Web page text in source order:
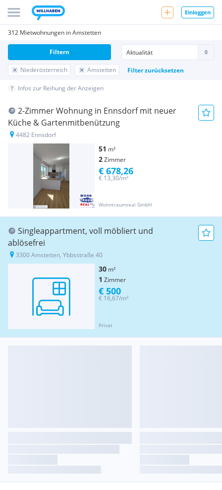
Einloggen
312 Mietwohnungen in Amstetten
Niederösterreich Amstetten Filter zurücksetzen
Filtern
Infos zur Reihung der Anzeigen
2-Zimmer Wohnung in Ennsdorf mit neuer
Küche & Gartenmitbenützung
4482 Ennsdorf
51 m²
2Zimmer
Wohntraumreal GmbH
€ 13,30/m²
€ 678,26
Singleappartment, voll möbliert und
ablösefrei
3300 Amstetten, Ybbsstraße 40
30 m²
1 Zimmer
Privat
€ 16,67/m²
€ 500